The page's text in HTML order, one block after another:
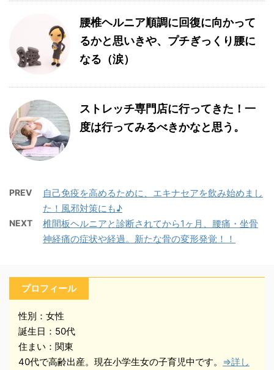
腰椎ヘルニア順調に回復に向かって
るかと思いきや、プチぎっくり腰に
なる（涙）
ストレッチ専門店に行ってきた！一
度は行ってみるべきかなと思う。
PREV
自己免疫を高めるために、エキナセアを飲み始めまし
た！風邪対策にも♪
NEXT
椎間板ヘルニアと診断されてから1ヶ月、腰痛・坐骨
神経痛の症状や経過。新たな骨の変形発覚！！
プロフィール
性別：女性
誕生日：50代
住まい：関東
40代で高齢出産。現在小学生女の子育児中です。 ⇒詳し